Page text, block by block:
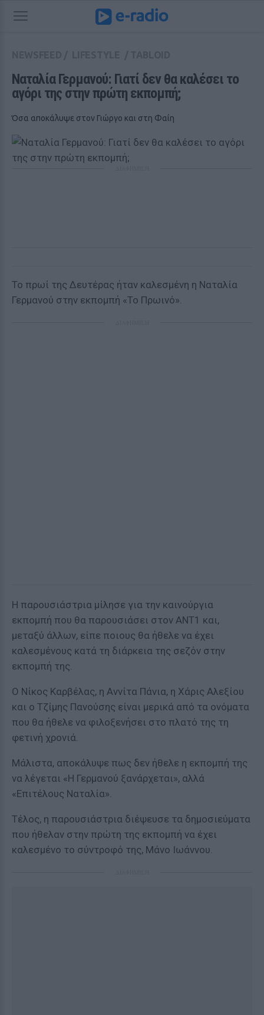
Ναταλία Γερμανού: Γιατί δεν θα καλέσει το
αγόρι της στην πρώτη εκπομπή;
Όσα αποκάλυψε στον Γιώργο και στη Φαίη
To πρωί της Δευτέρας ήταν καλεσμένη η Ναταλία
Γερμανού στην εκπομπή «Το Πρωινό».
Η παρουσιάστρια μίλησε για την καινούργια
εκπομπή που θα παρουσιάσει στον ΑΝΤ1 και,
μεταξύ άλλων, είπε ποιους θα ήθελε να έχει
καλεσμένους κατά τη διάρκεια της σεζόν στην
εκπομπή της.
Ο Νίκος Καρβέλας, η Αννίτα Πάνια, η Χάρις Αλεξίου
και ο Τζίμης Πανούσης είναι μερικά από τα ονόματα
που θα ήθελε να φιλοξενήσει στο πλατό της τη
φετινή χρονιά.
Μάλιστα, αποκάλυψε πως δεν ήθελε η εκπομπή της
να λέγεται «Η Γερμανού ξανάρχεται», αλλά
«Επιτέλους Ναταλία».
Τέλος, η παρουσιάστρια διέψευσε τα δημοσιεύματα
που ήθελαν στην πρώτη της εκπομπή να έχει
καλεσμένο το σύντροφό της, Μάνο Ιωάννου.